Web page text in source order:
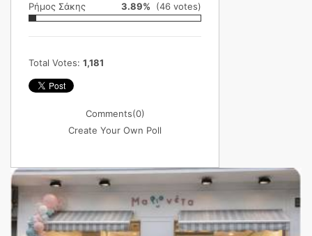
Ρήμος Σάκης 3.89% (46 votes)
Total Votes: 1,181
Comments(0)
Create Your Own Poll